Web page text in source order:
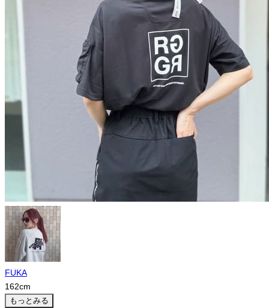
FUKA
162cm
もっとみる